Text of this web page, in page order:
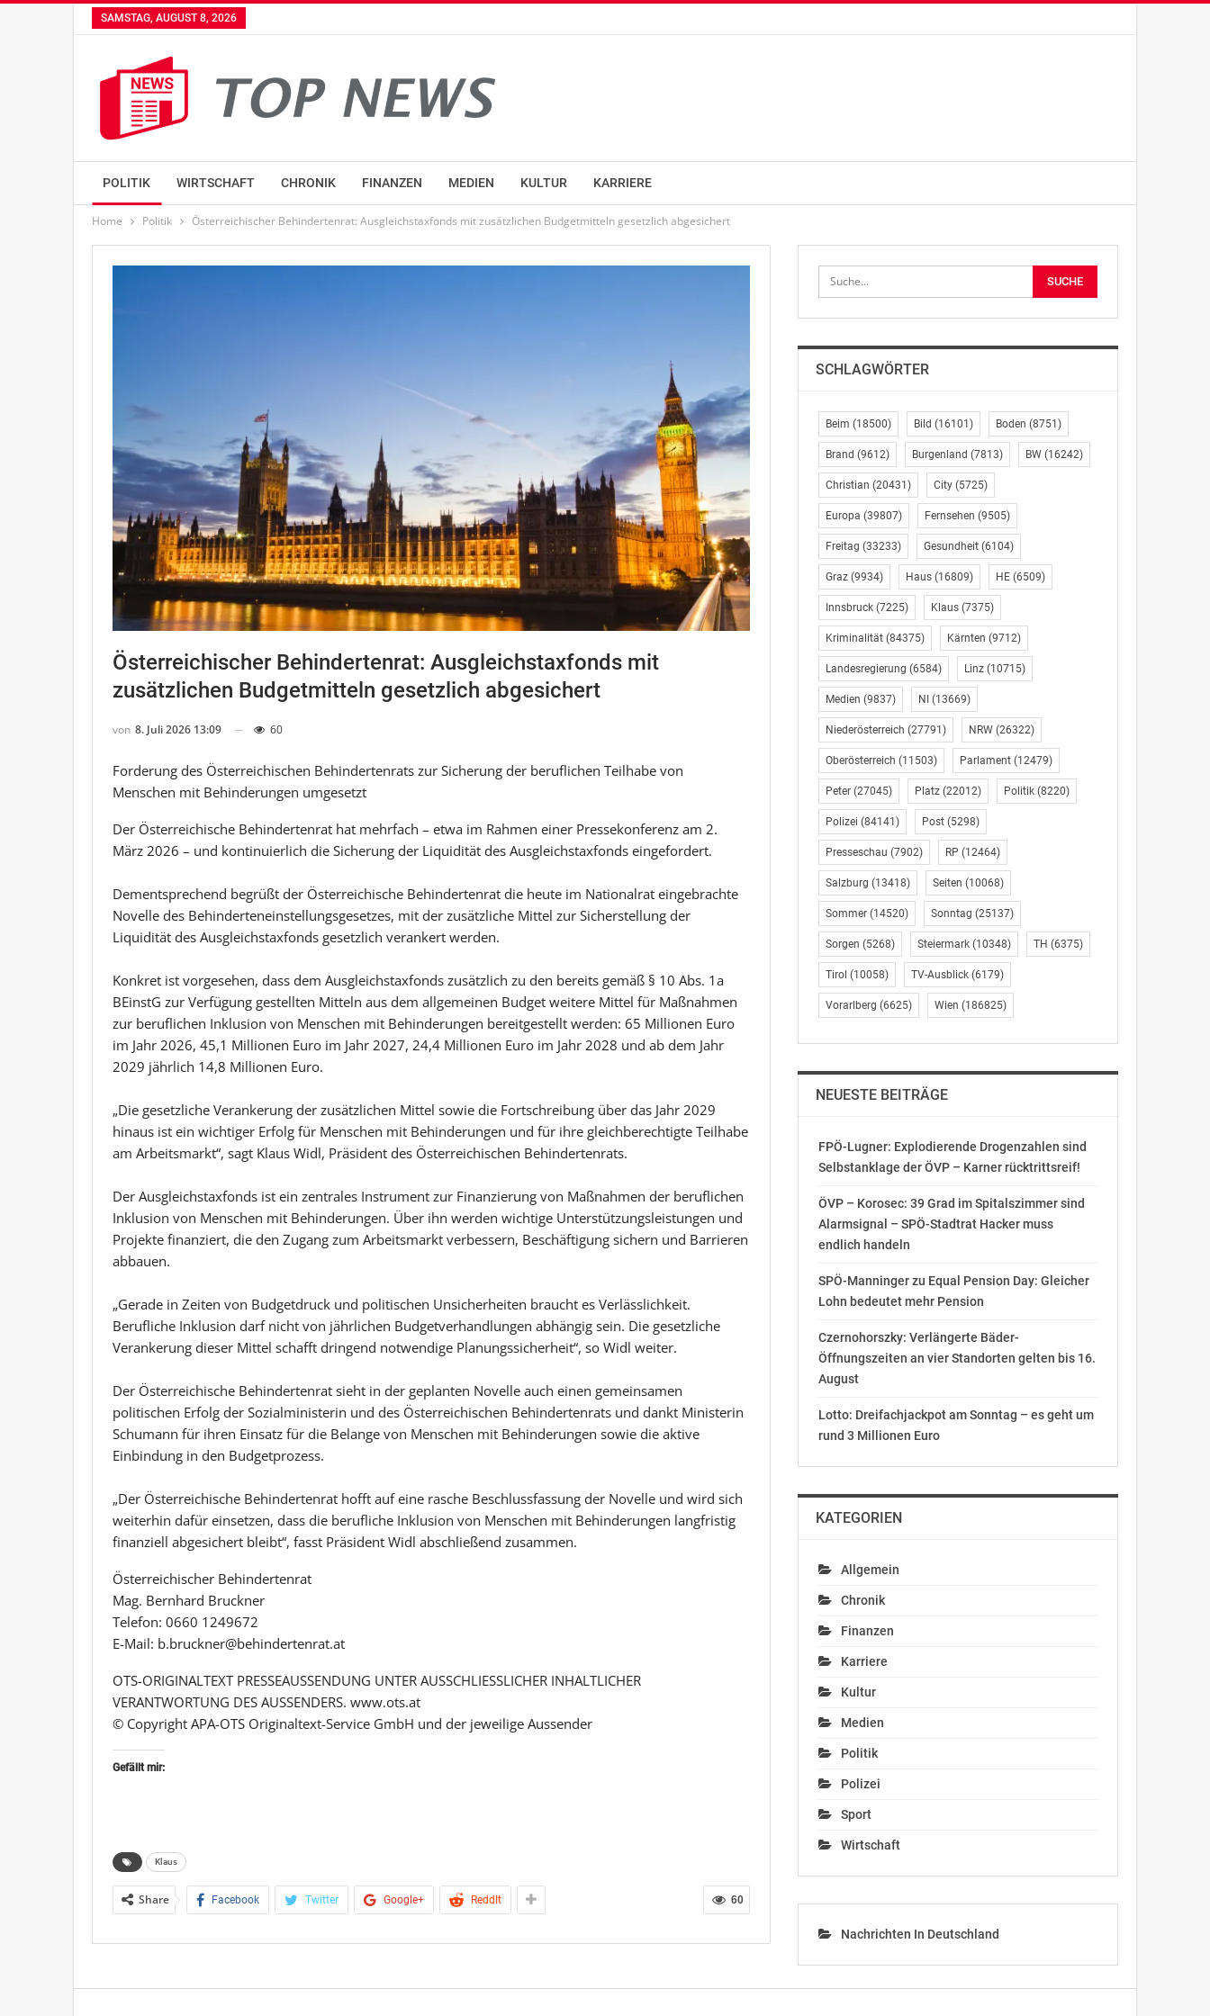
SAMSTAG, AUGUST 8, 2026
POLITIK WIRTSCHAFT CHRONIK FINANZEN MEDIEN KULTUR KARRIERE
Home Politik Österreichischer Behindertenrat: Ausgleichstaxfonds mit zusätzlichen Budgetmitteln gesetzlich abgesichert
Österreichischer Behindertenrat: Ausgleichstaxfonds mit
zusätzlichen Budgetmitteln gesetzlich abgesichert
von 8. Juli 2026 13:09 60
Forderung des Österreichischen Behindertenrats zur Sicherung der beruflichen Teilhabe von
Menschen mit Behinderungen umgesetzt
Der Österreichische Behindertenrat hat mehrfach – etwa im Rahmen einer Pressekonferenz am 2.
März 2026 – und kontinuierlich die Sicherung der Liquidität des Ausgleichstaxfonds eingefordert.
Dementsprechend begrüßt der Österreichische Behindertenrat die heute im Nationalrat eingebrachte
Novelle des Behinderteneinstellungsgesetzes, mit der zusätzliche Mittel zur Sicherstellung der
Liquidität des Ausgleichstaxfonds gesetzlich verankert werden.
Konkret ist vorgesehen, dass dem Ausgleichstaxfonds zusätzlich zu den bereits gemäß § 10 Abs. 1a
BEinstG zur Verfügung gestellten Mitteln aus dem allgemeinen Budget weitere Mittel für Maßnahmen
zur beruflichen Inklusion von Menschen mit Behinderungen bereitgestellt werden: 65 Millionen Euro
im Jahr 2026, 45,1 Millionen Euro im Jahr 2027, 24,4 Millionen Euro im Jahr 2028 und ab dem Jahr
2029 jährlich 14,8 Millionen Euro.
„Die gesetzliche Verankerung der zusätzlichen Mittel sowie die Fortschreibung über das Jahr 2029
hinaus ist ein wichtiger Erfolg für Menschen mit Behinderungen und für ihre gleichberechtigte Teilhabe
am Arbeitsmarkt“, sagt Klaus Widl, Präsident des Österreichischen Behindertenrats.
Der Ausgleichstaxfonds ist ein zentrales Instrument zur Finanzierung von Maßnahmen der beruflichen
Inklusion von Menschen mit Behinderungen. Über ihn werden wichtige Unterstützungsleistungen und
Projekte finanziert, die den Zugang zum Arbeitsmarkt verbessern, Beschäftigung sichern und Barrieren
abbauen.
„Gerade in Zeiten von Budgetdruck und politischen Unsicherheiten braucht es Verlässlichkeit.
Berufliche Inklusion darf nicht von jährlichen Budgetverhandlungen abhängig sein. Die gesetzliche
Verankerung dieser Mittel schafft dringend notwendige Planungssicherheit“, so Widl weiter.
Der Österreichische Behindertenrat sieht in der geplanten Novelle auch einen gemeinsamen
politischen Erfolg der Sozialministerin und des Österreichischen Behindertenrats und dankt Ministerin
Schumann für ihren Einsatz für die Belange von Menschen mit Behinderungen sowie die aktive
Einbindung in den Budgetprozess.
„Der Österreichische Behindertenrat hofft auf eine rasche Beschlussfassung der Novelle und wird sich
weiterhin dafür einsetzen, dass die berufliche Inklusion von Menschen mit Behinderungen langfristig
finanziell abgesichert bleibt“, fasst Präsident Widl abschließend zusammen.
Österreichischer Behindertenrat
Mag. Bernhard Bruckner
Telefon: 0660 1249672
E-Mail: b.bruckner@behindertenrat.at
OTS-ORIGINALTEXT PRESSEAUSSENDUNG UNTER AUSSCHLIESSLICHER INHALTLICHER
VERANTWORTUNG DES AUSSENDERS. www.ots.at
© Copyright APA-OTS Originaltext-Service GmbH und der jeweilige Aussender
Gefällt mir:
Klaus
60
Share Facebook Twitter Google+ ReddIt
SCHLAGWÖRTER
Beim (18500) Bild (16101) Boden (8751)
Brand (9612) Burgenland (7813) BW(16242)
Christian (20431) City(5725)
Europa (39807) Fernsehen (9505)
Freitag (33233) Gesundheit(6104)
Graz(9934) Haus(16809) HE(6509)
Innsbruck(7225) Klaus(7375)
Kriminalität(84375) Kärnten (9712)
Landesregierung (6584) Linz(10715)
Medien (9837) NI (13669)
Niederösterreich (27791) NRW(26322)
Oberösterreich (11503) Parlament(12479)
Peter(27045) Platz(22012) Politik(8220)
Polizei (84141) Post(5298)
Presseschau (7902) RP (12464)
Salzburg (13418) Seiten (10068)
Sommer(14520) Sonntag (25137)
Sorgen (5268) Steiermark(10348) TH (6375)
Tirol (10058) TV-Ausblick(6179)
Vorarlberg (6625) Wien (186825)
NEUESTE BEITRÄGE
FPÖ-Lugner: Explodierende Drogenzahlen sind
Selbstanklage der ÖVP – Karner rücktrittsreif!
ÖVP – Korosec: 39 Grad im Spitalszimmer sind
Alarmsignal – SPÖ-Stadtrat Hacker muss
endlich handeln
SPÖ-Manninger zu Equal Pension Day: Gleicher
Lohn bedeutet mehr Pension
Czernohorszky: Verlängerte Bäder-
Öffnungszeiten an vier Standorten gelten bis 16.
August
Lotto: Dreifachjackpot am Sonntag – es geht um
rund 3 Millionen Euro
KATEGORIEN
Allgemein
Chronik
Finanzen
Karriere
Kultur
Medien
Politik
Polizei
Sport
Wirtschaft
Nachrichten In Deutschland